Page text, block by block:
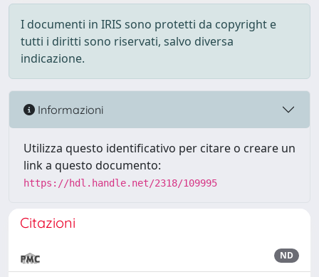
I documenti in IRIS sono protetti da copyright e
tutti i diritti sono riservati, salvo diversa
indicazione.
Informazioni
Utilizza questo identificativo per citare o creare un
link a questo documento:
https://hdl.handle.net/2318/109995
Citazioni
ND